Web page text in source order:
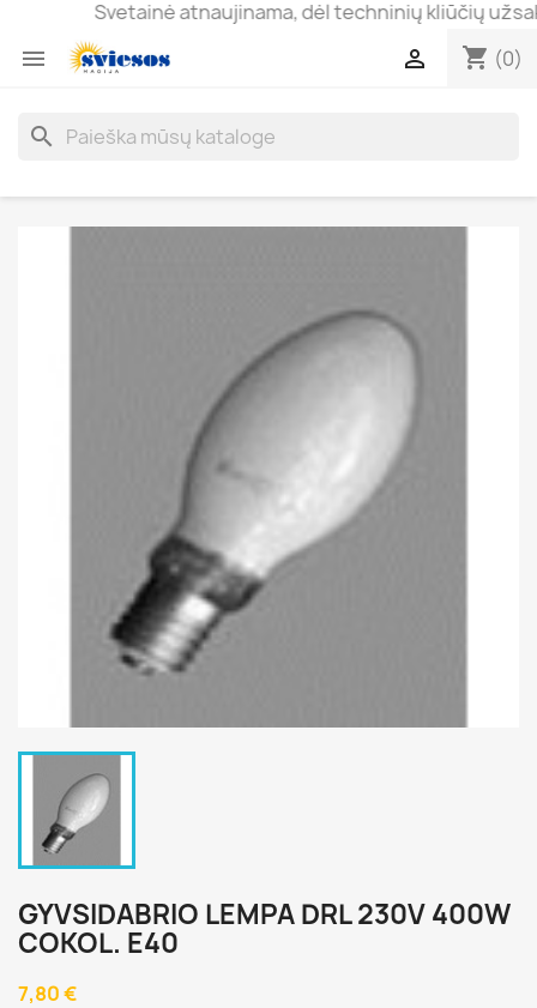
Svetainė atnaujinama, dėl techninių kliūčių
 shopping_cart (0)

search
GYVSIDABRIO LEMPA DRL 230V 400W
COKOL. E40
7,80 €